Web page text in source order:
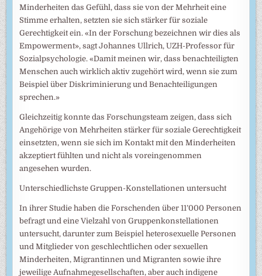
Minderheiten das Gefühl, dass sie von der Mehrheit eine
Stimme erhalten, setzten sie sich stärker für soziale
Gerechtigkeit ein. «In der Forschung bezeichnen wir dies als
Empowerment», sagt Johannes Ullrich, UZH-Professor für
Sozialpsychologie. «Damit meinen wir, dass benachteiligten
Menschen auch wirklich aktiv zugehört wird, wenn sie zum
Beispiel über Diskriminierung und Benachteiligungen
sprechen.»
Gleichzeitig konnte das Forschungsteam zeigen, dass sich
Angehörige von Mehrheiten stärker für soziale Gerechtigkeit
einsetzten, wenn sie sich im Kontakt mit den Minderheiten
akzeptiert fühlten und nicht als voreingenommen
angesehen wurden.
Unterschiedlichste Gruppen-Konstellationen untersucht
In ihrer Studie haben die Forschenden über 11’000 Personen
befragt und eine Vielzahl von Gruppenkonstellationen
untersucht, darunter zum Beispiel heterosexuelle Personen
und Mitglieder von geschlechtlichen oder sexuellen
Minderheiten, Migrantinnen und Migranten sowie ihre
jeweilige Aufnahmegesellschaften, aber auch indigene